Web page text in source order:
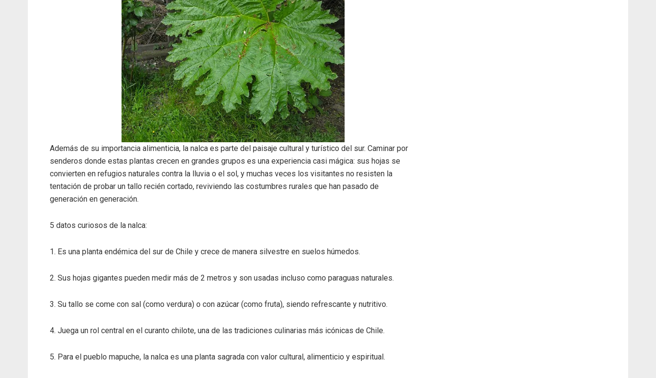
Además de su importancia alimenticia, la nalca es parte del paisaje cultural y turístico del sur. Caminar por
senderos donde estas plantas crecen en grandes grupos es una experiencia casi mágica: sus hojas se
convierten en refugios naturales contra la lluvia o el sol, y muchas veces los visitantes no resisten la
tentación de probar un tallo recién cortado, reviviendo las costumbres rurales que han pasado de
generación en generación.
5 datos curiosos de la nalca:
1. Es una planta endémica del sur de Chile y crece de manera silvestre en suelos húmedos.
2. Sus hojas gigantes pueden medir más de 2 metros y son usadas incluso como paraguas naturales.
3. Su tallo se come con sal (como verdura) o con azúcar (como fruta), siendo refrescante y nutritivo.
4. Juega un rol central en el curanto chilote, una de las tradiciones culinarias más icónicas de Chile.
5. Para el pueblo mapuche, la nalca es una planta sagrada con valor cultural, alimenticio y espiritual.